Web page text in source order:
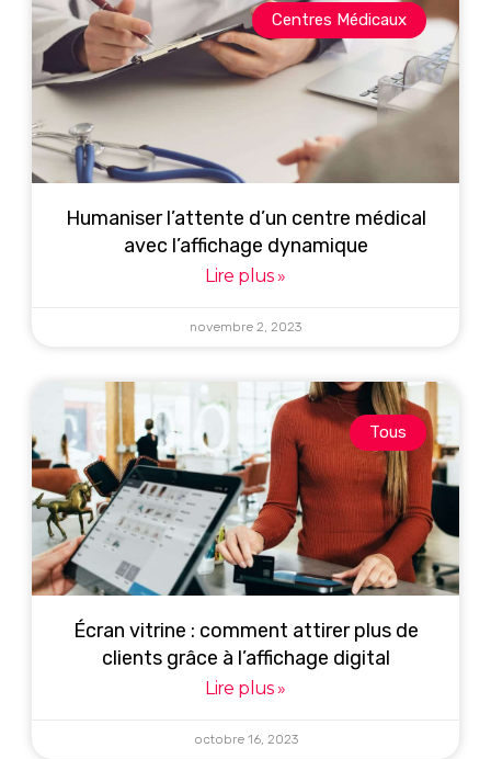
Centres Médicaux
Humaniser l’attente d’un centre médical
avec l’affichage dynamique
Lire plus »
novembre 2, 2023
Tous
Écran vitrine : comment attirer plus de
clients grâce à l’affichage digital
Lire plus »
octobre 16, 2023